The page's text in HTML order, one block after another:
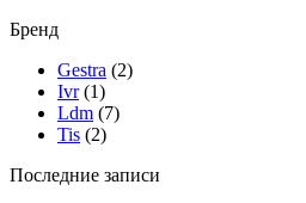
Бренд
Gestra (2)
Ivr (1)
Ldm (7)
Tis (2)
Последние записи